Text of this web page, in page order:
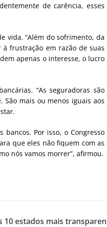
de carência, esses
vida. “Além do sofrimento, da
frustração em razão de suas
apenas o interesse, o lucro
“As seguradoras são
mais ou menos iguais aos
bancos. Por isso, o Congresso
que eles não fiquem com as
nós vamos morrer”, afirmou.
10 estados mais transparen